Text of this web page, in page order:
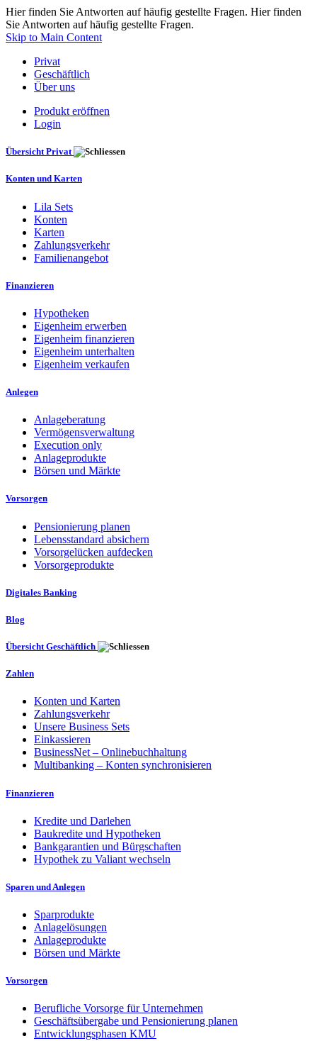
Hier finden Sie Antworten auf häufig gestellte Fragen. Hier finden
Sie Antworten auf häufig gestellte Fragen.
Skip to Main Content
Privat
Geschäftlich
Über uns
Produkt eröffnen
Login
Übersicht Privat
Konten und Karten
Lila Sets
Konten
Karten
Zahlungsverkehr
Familienangebot
Finanzieren
Hypotheken
Eigenheim erwerben
Eigenheim finanzieren
Eigenheim unterhalten
Eigenheim verkaufen
Anlegen
Anlageberatung
Vermögensverwaltung
Execution only
Anlageprodukte
Börsen und Märkte
Vorsorgen
Pensionierung planen
Lebensstandard absichern
Vorsorgelücken aufdecken
Vorsorgeprodukte
Digitales Banking
Blog
Übersicht Geschäftlich
Zahlen
Konten und Karten
Zahlungsverkehr
Unsere Business Sets
Einkassieren
BusinessNet – Onlinebuchhaltung
Multibanking – Konten synchronisieren
Finanzieren
Kredite und Darlehen
Baukredite und Hypotheken
Bankgarantien und Bürgschaften
Hypothek zu Valiant wechseln
Sparen und Anlegen
Sparprodukte
Anlagelösungen
Anlageprodukte
Börsen und Märkte
Vorsorgen
Berufliche Vorsorge für Unternehmen
Geschäftsübergabe und Pensionierung planen
Entwicklungsphasen KMU